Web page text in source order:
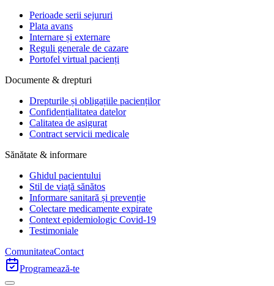
Perioade serii sejururi
Plata avans
Internare și externare
Reguli generale de cazare
Portofel virtual pacienți
Documente & drepturi
Drepturile și obligațiile pacienților
Confidențialitatea datelor
Calitatea de asigurat
Contract servicii medicale
Sănătate & informare
Ghidul pacientului
Stil de viață sănătos
Informare sanitară și prevenție
Colectare medicamente expirate
Context epidemiologic Covid-19
Testimoniale
ComunitateaContact
Programează-te